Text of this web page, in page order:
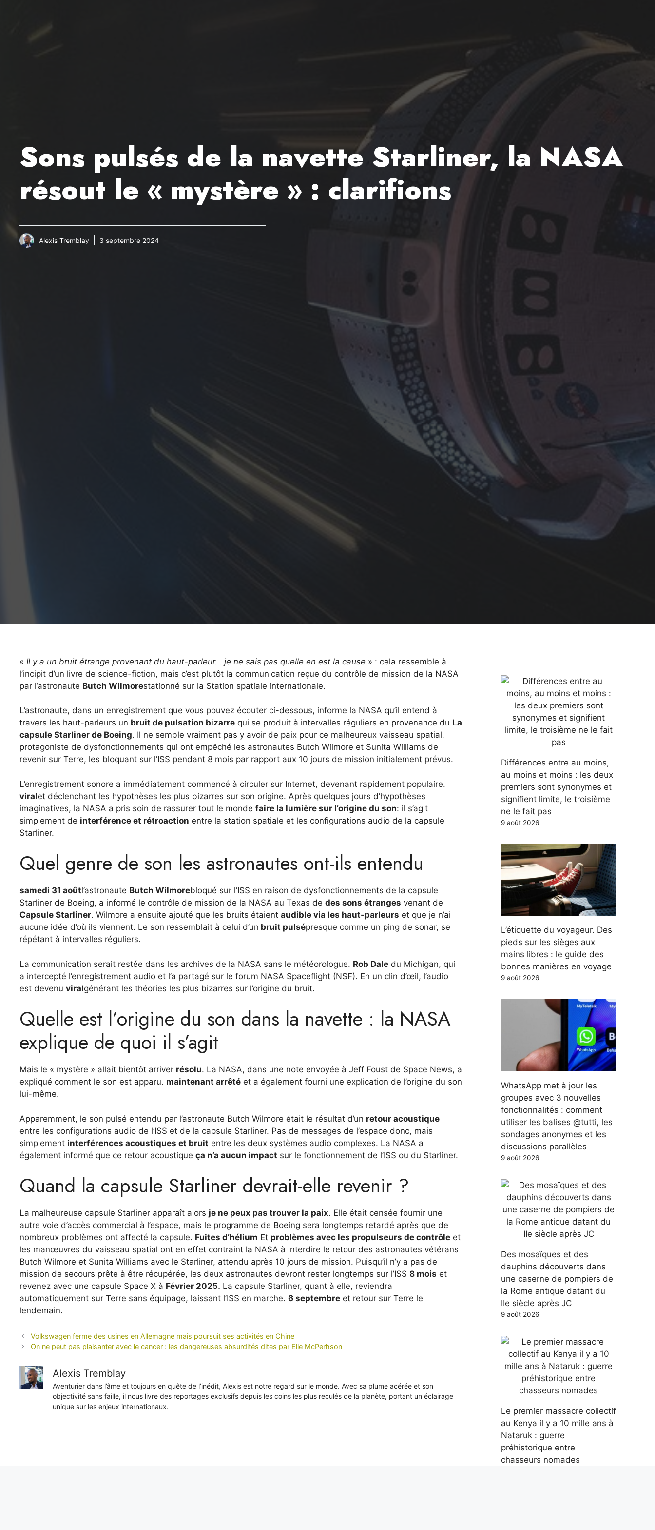
Sons pulsés de la navette Starliner, la NASA
résout le « mystère » : clarifions
Alexis Tremblay 3 septembre 2024
« Il y a un bruit étrange provenant du haut-parleur… je ne sais pas quelle en est la cause » : cela ressemble à
l’incipit d’un livre de science-fiction, mais c’est plutôt la communication reçue du contrôle de mission de la NASA
par l’astronaute Butch Wilmorestationné sur la Station spatiale internationale.
L’astronaute, dans un enregistrement que vous pouvez écouter ci-dessous, informe la NASA qu’il entend à
travers les haut-parleurs un bruit de pulsation bizarre qui se produit à intervalles réguliers en provenance du La
capsule Starliner de Boeing. Il ne semble vraiment pas y avoir de paix pour ce malheureux vaisseau spatial,
protagoniste de dysfonctionnements qui ont empêché les astronautes Butch Wilmore et Sunita Williams de
revenir sur Terre, les bloquant sur l’ISS pendant 8 mois par rapport aux 10 jours de mission initialement prévus.
L’enregistrement sonore a immédiatement commencé à circuler sur Internet, devenant rapidement populaire.
viralet déclenchant les hypothèses les plus bizarres sur son origine. Après quelques jours d’hypothèses
imaginatives, la NASA a pris soin de rassurer tout le monde faire la lumière sur l’origine du son: il s’agit
simplement de interférence et rétroaction entre la station spatiale et les configurations audio de la capsule
Starliner.
Quel genre de son les astronautes ont-ils entendu
samedi 31 aoûtl’astronaute Butch Wilmorebloqué sur l’ISS en raison de dysfonctionnements de la capsule
Starliner de Boeing, a informé le contrôle de mission de la NASA au Texas de des sons étranges venant de
Capsule Starliner. Wilmore a ensuite ajouté que les bruits étaient audible via les haut-parleurs et que je n’ai
aucune idée d’où ils viennent. Le son ressemblait à celui d’un bruit pulsépresque comme un ping de sonar, se
répétant à intervalles réguliers.
La communication serait restée dans les archives de la NASA sans le météorologue. Rob Dale du Michigan, qui
a intercepté l’enregistrement audio et l’a partagé sur le forum NASA Spaceflight (NSF). En un clin d’œil, l’audio
est devenu viralgénérant les théories les plus bizarres sur l’origine du bruit.
Quelle est l’origine du son dans la navette : la NASA
explique de quoi il s’agit
Mais le « mystère » allait bientôt arriver résolu. La NASA, dans une note envoyée à Jeff Foust de Space News, a
expliqué comment le son est apparu. maintenant arrêté et a également fourni une explication de l’origine du son
lui-même.
Apparemment, le son pulsé entendu par l’astronaute Butch Wilmore était le résultat d’un retour acoustique
entre les configurations audio de l’ISS et de la capsule Starliner. Pas de messages de l’espace donc, mais
simplement interférences acoustiques et bruit entre les deux systèmes audio complexes. La NASA a
également informé que ce retour acoustique ça n’a aucun impact sur le fonctionnement de l’ISS ou du Starliner.
Quand la capsule Starliner devrait-elle revenir ?
La malheureuse capsule Starliner apparaît alors je ne peux pas trouver la paix. Elle était censée fournir une
autre voie d’accès commercial à l’espace, mais le programme de Boeing sera longtemps retardé après que de
nombreux problèmes ont affecté la capsule. Fuites d’hélium Et problèmes avec les propulseurs de contrôle et
les manœuvres du vaisseau spatial ont en effet contraint la NASA à interdire le retour des astronautes vétérans
Butch Wilmore et Sunita Williams avec le Starliner, attendu après 10 jours de mission. Puisqu’il n’y a pas de
mission de secours prête à être récupérée, les deux astronautes devront rester longtemps sur l’ISS 8 mois et
revenez avec une capsule Space X à Février 2025. La capsule Starliner, quant à elle, reviendra
automatiquement sur Terre sans équipage, laissant l’ISS en marche. 6 septembre et retour sur Terre le
lendemain.
Volkswagen ferme des usines en Allemagne mais poursuit ses activités en Chine
On ne peut pas plaisanter avec le cancer : les dangereuses absurdités dites par Elle McPerhson
Alexis Tremblay
Aventurier dans l’âme et toujours en quête de l’inédit, Alexis est notre regard sur le monde. Avec sa plume acérée et son
objectivité sans faille, il nous livre des reportages exclusifs depuis les coins les plus reculés de la planète, portant un éclairage
unique sur les enjeux internationaux.
Différences entre au moins,
au moins et moins : les deux
premiers sont synonymes et
signifient limite, le troisième
ne le fait pas
9 août 2026
L’étiquette du voyageur. Des
pieds sur les sièges aux
mains libres : le guide des
bonnes manières en voyage
9 août 2026
WhatsApp met à jour les
groupes avec 3 nouvelles
fonctionnalités : comment
utiliser les balises @tutti, les
sondages anonymes et les
discussions parallèles
9 août 2026
Des mosaïques et des
dauphins découverts dans
une caserne de pompiers de
la Rome antique datant du
IIe siècle après JC
9 août 2026
Le premier massacre collectif
au Kenya il y a 10 mille ans à
Nataruk : guerre
préhistorique entre
chasseurs nomades